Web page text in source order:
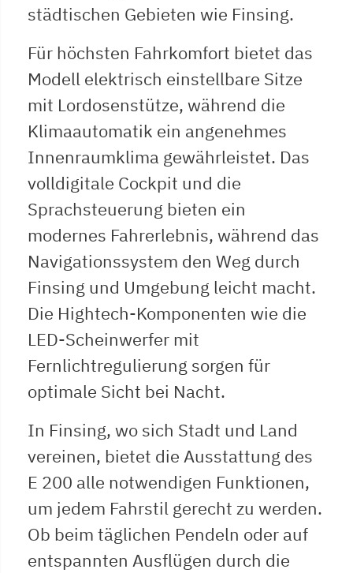
städtischen Gebieten wie Finsing.
Für höchsten Fahrkomfort bietet das
Modell elektrisch einstellbare Sitze
mit Lordosenstütze, während die
Klimaautomatik ein angenehmes
Innenraumklima gewährleistet. Das
volldigitale Cockpit und die
Sprachsteuerung bieten ein
modernes Fahrerlebnis, während das
Navigationssystem den Weg durch
Finsing und Umgebung leicht macht.
Die Hightech-Komponenten wie die
LED-Scheinwerfer mit
Fernlichtregulierung sorgen für
optimale Sicht bei Nacht.
In Finsing, wo sich Stadt und Land
vereinen, bietet die Ausstattung des
E 200 alle notwendigen Funktionen,
um jedem Fahrstil gerecht zu werden.
Ob beim täglichen Pendeln oder auf
entspannten Ausflügen durch die